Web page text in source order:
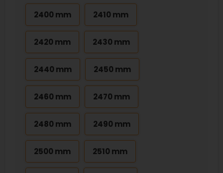
2400 mm 2410 mm
2420 mm 2430 mm
2440 mm 2450 mm
2460 mm 2470 mm
2480 mm 2490 mm
2500 mm 2510 mm